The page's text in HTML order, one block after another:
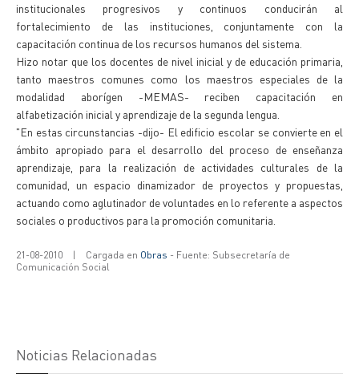
institucionales progresivos y continuos conducirán al
fortalecimiento de las instituciones, conjuntamente con la
capacitación continua de los recursos humanos del sistema.
Hizo notar que los docentes de nivel inicial y de educación primaria,
tanto maestros comunes como los maestros especiales de la
modalidad aborígen -MEMAS- reciben capacitación en
alfabetización inicial y aprendizaje de la segunda lengua.
"En estas circunstancias -dijo- El edificio escolar se convierte en el
ámbito apropiado para el desarrollo del proceso de enseñanza
aprendizaje, para la realización de actividades culturales de la
comunidad, un espacio dinamizador de proyectos y propuestas,
actuando como aglutinador de voluntades en lo referente a aspectos
sociales o productivos para la promoción comunitaria.
21-08-2010 | Cargada en Obras - Fuente: Subsecretaría de
Comunicación Social
Noticias Relacionadas